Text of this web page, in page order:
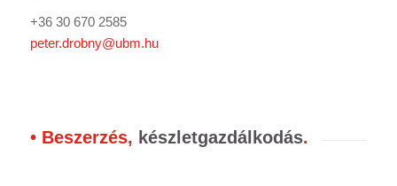
+36 30 670 2585
peter.drobny@ubm.hu
• Beszerzés, készletgazdálkodás.